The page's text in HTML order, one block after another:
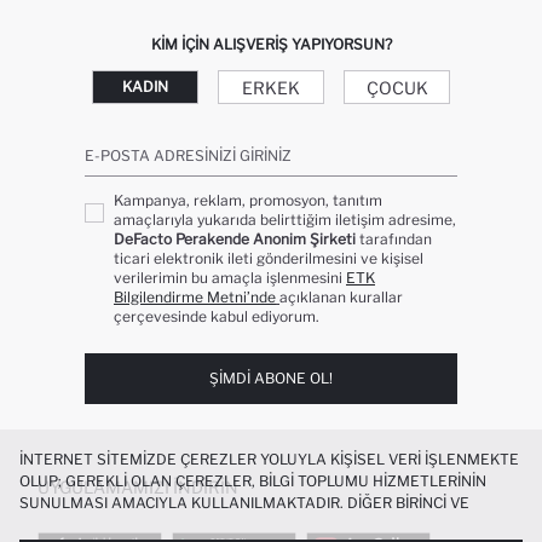
KIM IÇIN ALIŞVERIŞ YAPIYORSUN?
KADIN ERKEK ÇOCUK
E-POSTA ADRESINIZI GIRINIZ
Kampanya, reklam, promosyon, tanıtım
amaçlarıyla yukarıda belirttiğim iletişim adresime,
DeFacto Perakende Anonim Şirketi tarafından
ticari elektronik ileti gönderilmesini ve kişisel
verilerimin bu amaçla işlenmesini ETK
Bilgilendirme Metni’nde açıklanan kurallar
çerçevesinde kabul ediyorum.
ŞIMDI ABONE OL!
UYGULAMAMIZI İNDIRIN
İNTERNET SITEMIZDE ÇEREZLER YOLUYLA KIŞISEL VERI IŞLENMEKTE
OLUP; GEREKLI OLAN ÇEREZLER, BILGI TOPLUMU HIZMETLERININ
SUNULMASI AMACIYLA KULLANILMAKTADIR. DIĞER BIRINCI VE